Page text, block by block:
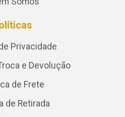
Privacidade
e Devolução
de Frete
de Retirada